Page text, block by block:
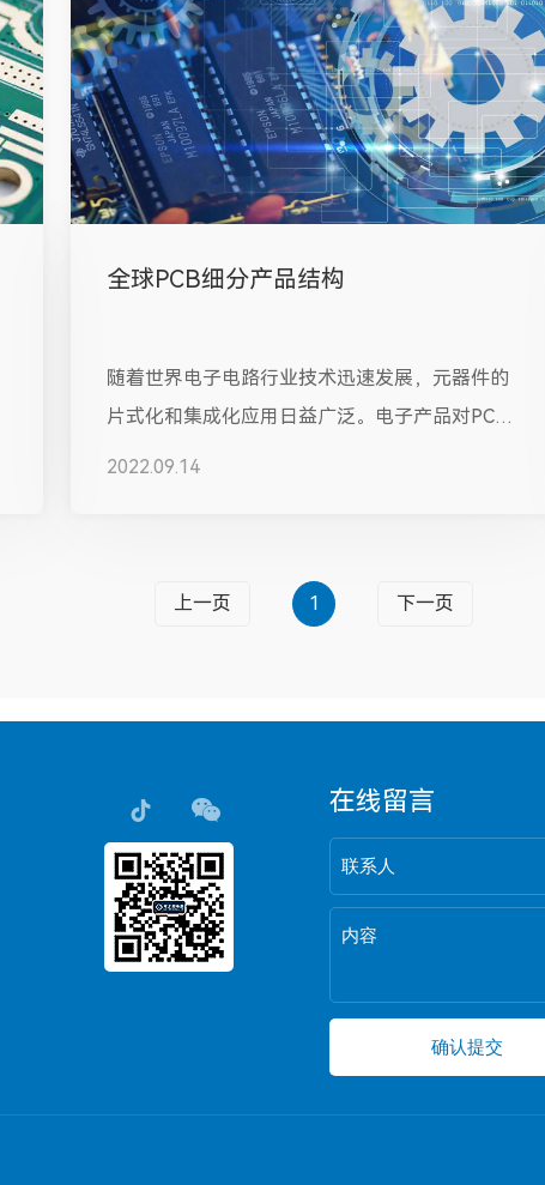
全球PCB细分产品结构
随着世界电子电路行业技术迅速发展，元器件的
片式化和集成化应用日益广泛。电子产品对PCB
板的高密度化要求更加突出，未来多层...
2022.09.14
上一页 1 下一页
在线留言
联系人
内容